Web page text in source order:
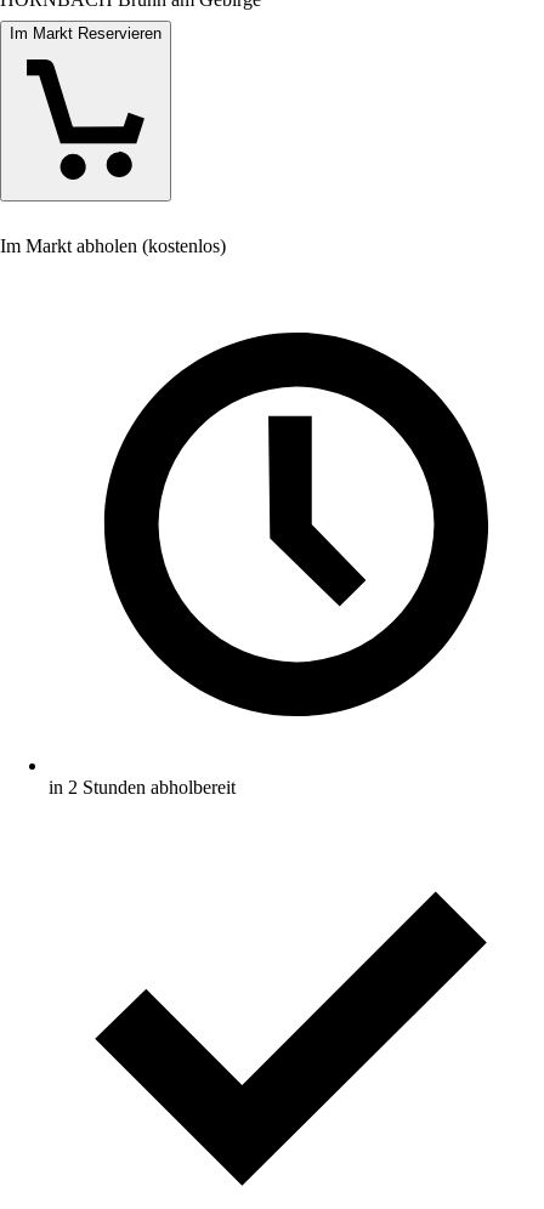
Im Markt Reservieren
Im Markt abholen (kostenlos)
in 2 Stunden abholbereit